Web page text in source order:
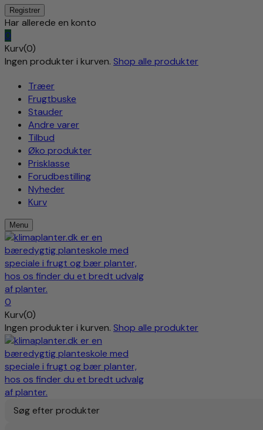
Har allerede en konto
0
Kurv(0)
Ingen produkter i kurven. Shop alle produkter
Træer
Frugtbuske
Stauder
Andre varer
Tilbud
Øko produkter
Prisklasse
Forudbestilling
Nyheder
Kurv
Menu
0
Kurv(0)
Ingen produkter i kurven. Shop alle produkter
Søg efter produkter